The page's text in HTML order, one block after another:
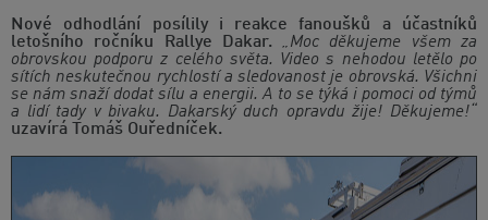
Nové odhodlání posílily i reakce fanoušků a účastníků
letošního ročníku Rallye Dakar.„Moc děkujeme všem za
obrovskou podporu z celého světa. Video s nehodou letělo po
sítích neskutečnou rychlostí a sledovanost je obrovská. Všichni
se nám snaží dodat sílu a energii. A to se týká i pomoci od týmů
a lidí tady v bivaku. Dakarský duch opravdu žije! Děkujeme!“
uzavírá Tomáš Ouředníček.